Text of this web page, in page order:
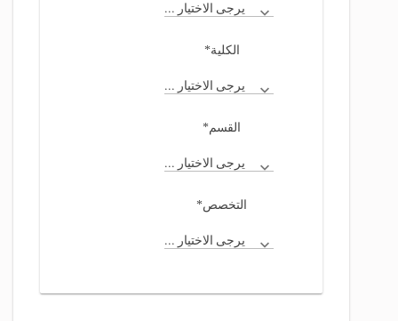
يرجى الاختيار ...
الكلية*
يرجى الاختيار ...
القسم*
يرجى الاختيار ...
التخصص*
يرجى الاختيار ...